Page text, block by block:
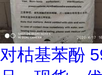
对枯基苯酚